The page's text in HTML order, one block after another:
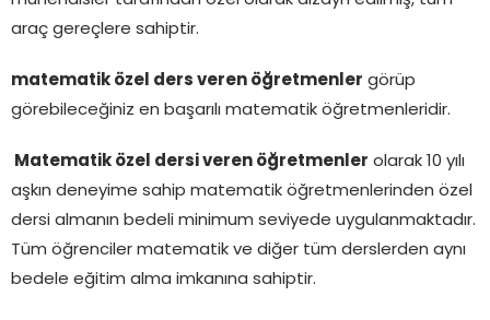
araç gereçlere sahiptir.
matematik özel ders veren öğretmenler görüp
görebileceğiniz en başarılı matematik öğretmenleridir.
Matematik özel dersi veren öğretmenler olarak 10 yılı
aşkın deneyime sahip matematik öğretmenlerinden özel
dersi almanın bedeli minimum seviyede uygulanmaktadır.
Tüm öğrenciler matematik ve diğer tüm derslerden aynı
bedele eğitim alma imkanına sahiptir.